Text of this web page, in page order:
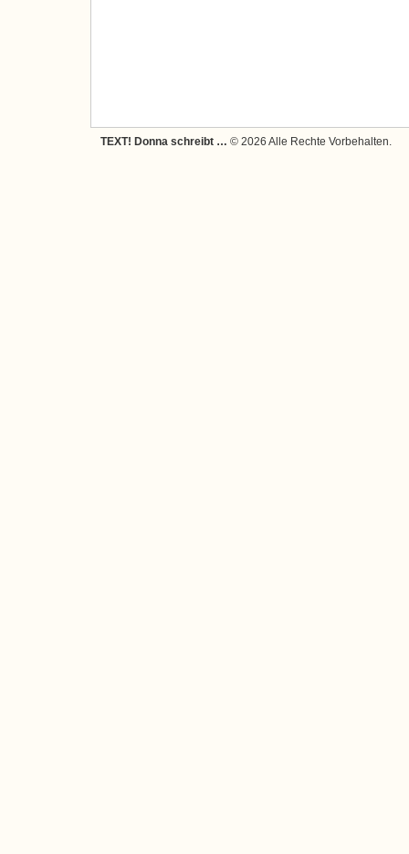
TEXT! Donna schreibt … © 2026 Alle Rechte Vorbehalten.